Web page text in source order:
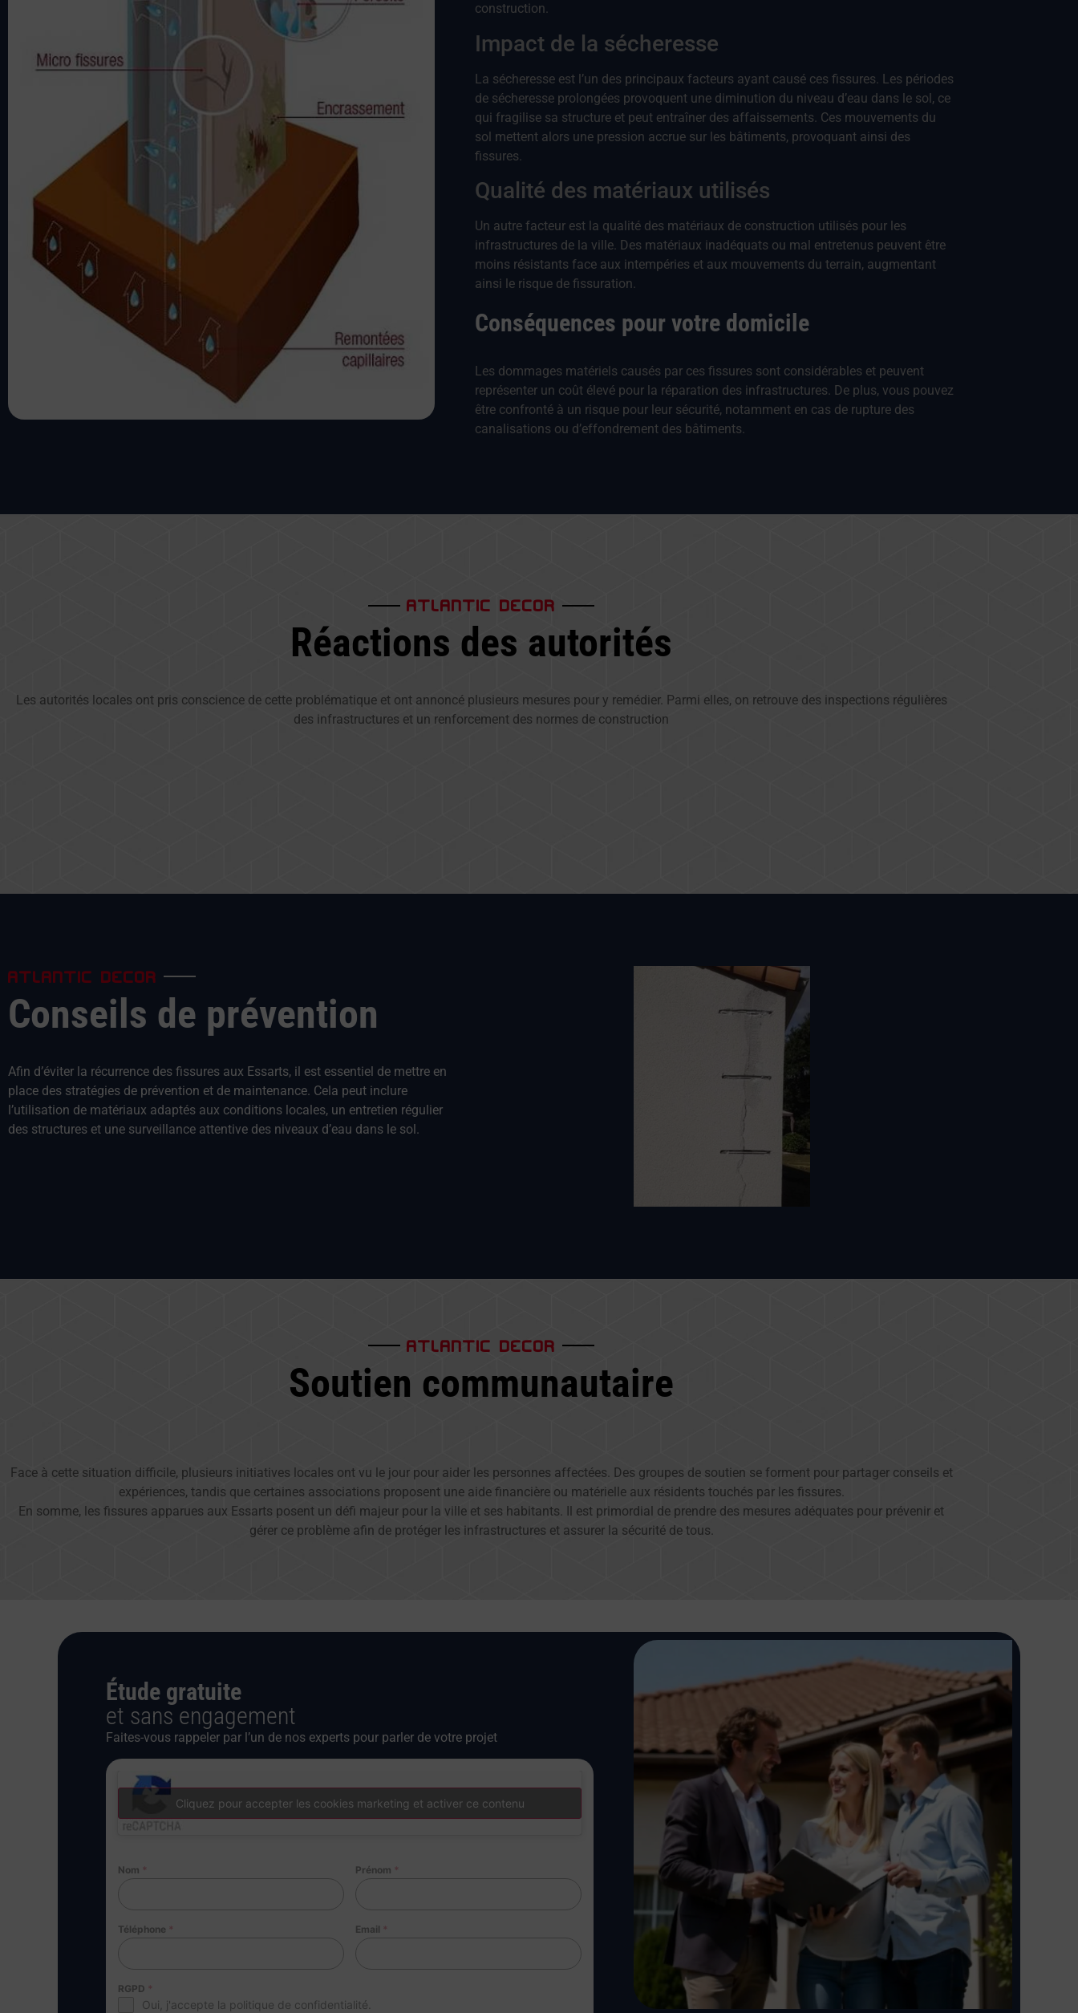
construction.
Impact de la sécheresse
La sécheresse est l’un des principaux facteurs ayant causé ces fissures. Les périodes
de sécheresse prolongées provoquent une diminution du niveau d’eau dans le sol, ce
qui fragilise sa structure et peut entraîner des affaissements. Ces mouvements du
sol mettent alors une pression accrue sur les bâtiments, provoquant ainsi des
fissures.
Qualité des matériaux utilisés
Un autre facteur est la qualité des matériaux de construction utilisés pour les
infrastructures de la ville. Des matériaux inadéquats ou mal entretenus peuvent être
moins résistants face aux intempéries et aux mouvements du terrain, augmentant
ainsi le risque de fissuration.
Conséquences pour votre domicile
Les dommages matériels causés par ces fissures sont considérables et peuvent
représenter un coût élevé pour la réparation des infrastructures. De plus, vous pouvez
être confronté à un risque pour leur sécurité, notamment en cas de rupture des
canalisations ou d’effondrement des bâtiments.
ATLANTIC DECOR
Réactions des autorités
Les autorités locales ont pris conscience de cette problématique et ont annoncé plusieurs mesures pour y remédier. Parmi elles, on retrouve des inspections régulières
des infrastructures et un renforcement des normes de construction
ATLANTIC DECOR
Conseils de prévention
Afin d’éviter la récurrence des fissures aux Essarts, il est essentiel de mettre en
place des stratégies de prévention et de maintenance. Cela peut inclure
l’utilisation de matériaux adaptés aux conditions locales, un entretien régulier
des structures et une surveillance attentive des niveaux d’eau dans le sol.
ATLANTIC DECOR
Soutien communautaire
Face à cette situation difficile, plusieurs initiatives locales ont vu le jour pour aider les personnes affectées. Des groupes de soutien se forment pour partager conseils et
expériences, tandis que certaines associations proposent une aide financière ou matérielle aux résidents touchés par les fissures.
En somme, les fissures apparues aux Essarts posent un défi majeur pour la ville et ses habitants. Il est primordial de prendre des mesures adéquates pour prévenir et
gérer ce problème afin de protéger les infrastructures et assurer la sécurité de tous.
Étude gratuite
et sans engagement
Faites-vous rappeler par l’un de nos experts pour parler de votre projet
Cliquez pour accepter les cookies marketing et activer ce contenu
Nom * Prénom *
Téléphone * Email *
RGPD *
Oui, j'accepte la politique de confidentialité.